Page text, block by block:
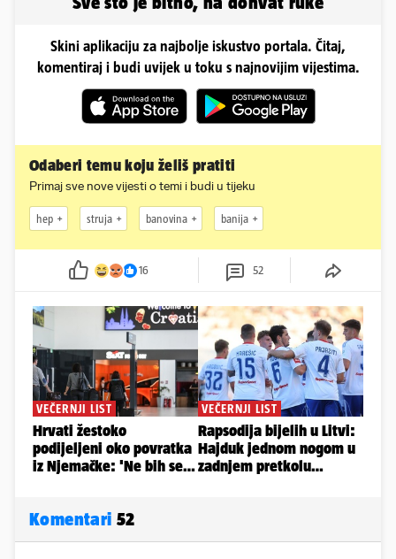
Skini aplikaciju za najbolje iskustvo portala. Čitaj,
komentiraj i budi uvijek u toku s najnovijim vijestima.
Odaberi temu koju želiš pratiti
Primaj sve nove vijesti o temi i budi u tijeku
hep struja banovina banija
16 52
Komentari 52